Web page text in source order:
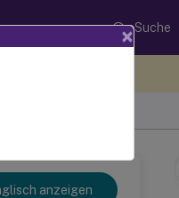
Suche
anzeigen
×